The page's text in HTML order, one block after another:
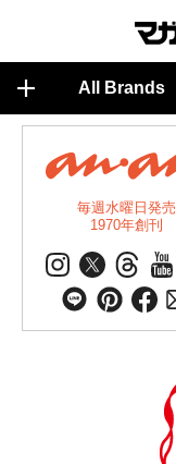
All Brands
毎週水曜日発売
1970年創刊